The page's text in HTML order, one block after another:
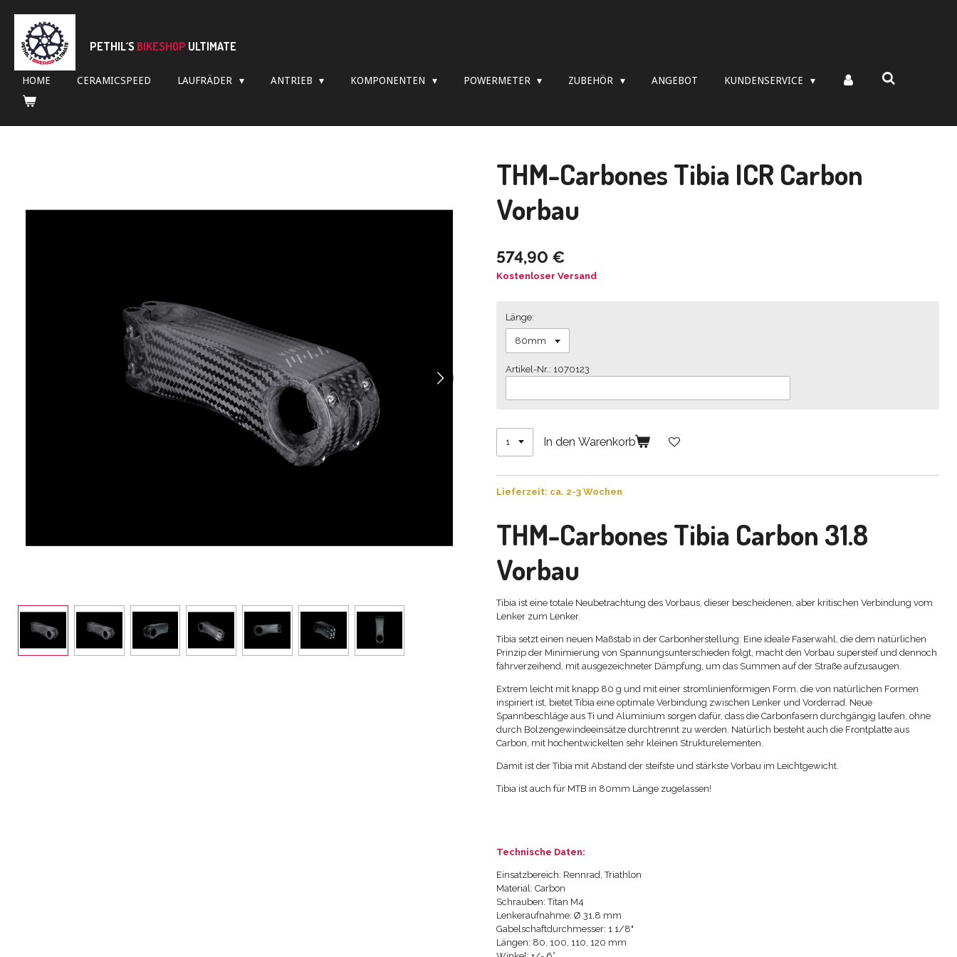
Zum
Hauptinhalt
springen
PETHIL´S BIKESHOP ULTIMATE
HOME CERAMICSPEED LAUFRÄDER ANTRIEB KOMPONENTEN POWERMETER ZUBEHÖR ANGEBOT KUNDENSERVICE
THM-Carbones Tibia ICR Carbon
Vorbau
574,90 €
Kostenloser Versand
Länge:
Artikel-Nr.: 1070123
In den Warenkorb
Lieferzeit: ca. 2-3 Wochen
THM-Carbones Tibia Carbon 31.8
Vorbau
Tibia ist eine totale Neubetrachtung des Vorbaus, dieser bescheidenen, aber kritischen Verbindung vom
Lenker zum Lenker.
Tibia setzt einen neuen Maßstab in der Carbonherstellung: Eine ideale Faserwahl, die dem natürlichen
Prinzip der Minimierung von Spannungsunterschieden folgt, macht den Vorbau supersteif und dennoch
fahrverzeihend, mit ausgezeichneter Dämpfung, um das Summen auf der Straße aufzusaugen.
Extrem leicht mit knapp 80 g und mit einer stromlinienförmigen Form, die von natürlichen Formen
inspiriert ist, bietet Tibia eine optimale Verbindung zwischen Lenker und Vorderrad. Neue
Spannbeschläge aus Ti und Aluminium sorgen dafür, dass die Carbonfasern durchgängig laufen, ohne
durch Bolzengewindeeinsätze durchtrennt zu werden. Natürlich besteht auch die Frontplatte aus
Carbon, mit hochentwickelten sehr kleinen Strukturelementen.
Damit ist der Tibia mit Abstand der steifste und stärkste Vorbau im Leichtgewicht.
Tibia ist auch für MTB in 80mm Länge zugelassen!
Technische Daten:
Einsatzbereich: Rennrad, Triathlon
Material: Carbon
Schrauben: Titan M4
Lenkeraufnahme: Ø 31,8 mm
Gabelschaftdurchmesser: 1 1/8"
Längen: 80, 100, 110, 120 mm